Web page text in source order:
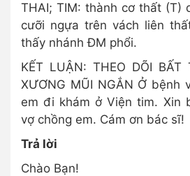
THAI; TIM: thành cơ thất (T)
cưỡi ngựa trên vách liên
thấy nhánh ĐM phổi.
KẾT LUẬN: THEO DÕI BẤT
XƯƠNG MŨI NGẮN Ở bệnh
em đi khám ở Viện tim. Xin
vợ chồng em. Cám ơn bác sĩ!
Trả lời
Chào Bạn!